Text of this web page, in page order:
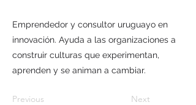
Emprendedor y consultor uruguayo en
innovación. Ayuda a las organizaciones a
construir culturas que experimentan,
aprenden y se animan a cambiar.
Previous Next